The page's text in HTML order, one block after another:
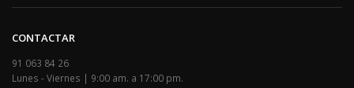
CONTACTAR
91 063 84 26
Lunes - Viernes | 9:00 am. a 17:00 pm.